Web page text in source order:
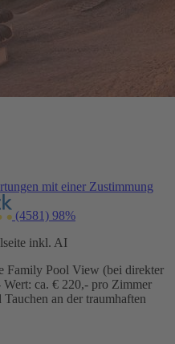
mit einer Zustimmung
(4581) 98%
inkl. AI
Family Pool View (bei direkter
ca. € 220,- pro Zimmer
an der traumhaften